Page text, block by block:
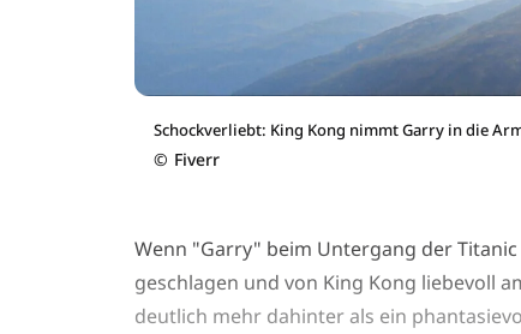
Schockverliebt: King Kong nimmt Garry in die
© Fiverr
Wenn "Garry" beim Untergang der
geschlagen und von King Kong liebevoll
deutlich mehr dahinter als ein